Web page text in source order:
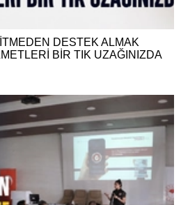
DESTEK ALMAK
BİR TIK UZAĞINIZDA